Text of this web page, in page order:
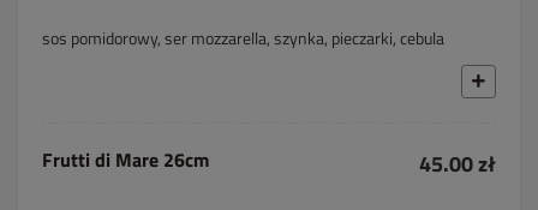
sos pomidorowy, ser mozzarella, szynka, pieczarki, cebula
Frutti di Mare 26cm 45.00 zł